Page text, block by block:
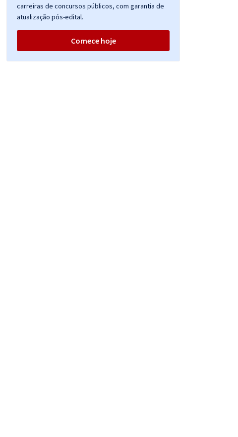
carreiras de concursos públicos, com garantia de
atualização pós-edital.
Comece hoje